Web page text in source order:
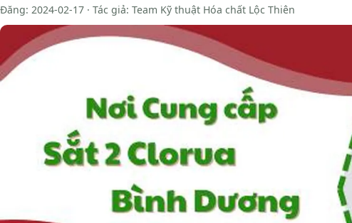
Đăng: 2024-02-17 · Tác giả: Team Kỹ thuật Hóa chất Lộc Thiên